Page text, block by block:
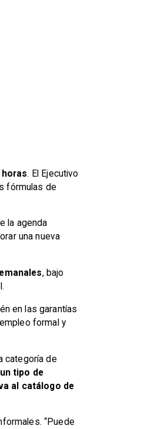
. El Ejecutivo
fórmulas de
la agenda
una nueva
, bajo
en las garantías
formal y
categoría de
tipo de
al catálogo de
“Puede